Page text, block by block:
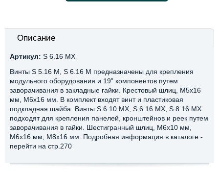
Описание
Артикул: S 6.16 MX
Винты S 5.16 М, S 6.16 М предназначены для крепления
модульного оборудования и 19” компонентов путем
заворачивания в закладные гайки. Крестовый шлиц, М5х16
мм, М6х16 мм. В комплект входят винт и пластиковая
подкладная шайба. Винты S 6.10 МХ, S 6.16 MX, S 8.16 МХ
подходят для крепления панелей, кронштейнов и реек путем
заворачивания в гайки. Шестигранный шлиц, М6х10 мм,
М6х16 мм, М8х16 мм. Подробная информация в каталоге -
перейти на стр.270